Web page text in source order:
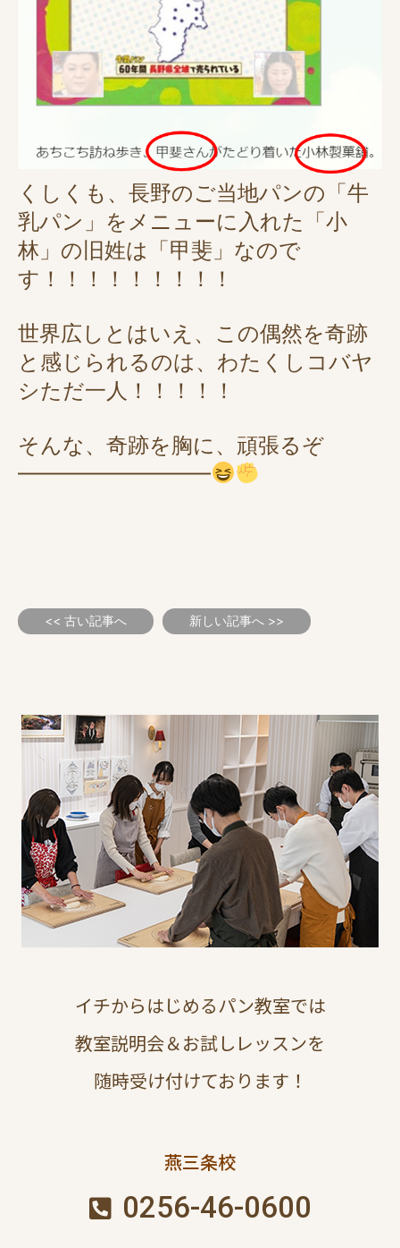
くしくも、長野のご当地パンの「牛
乳パン」をメニューに入れた「小
林」の旧姓は「甲斐」なので
す！！！！！！！！！
世界広しとはいえ、この偶然を奇跡
と感じられるのは、わたくしコバヤ
シただ一人！！！！！
そんな、奇跡を胸に、頑張るぞ
―――――――――
<< 古い記事へ 新しい記事へ >>
イチからはじめるパン教室では
教室説明会＆お試しレッスンを
随時受け付けております！
燕三条校
0256-46-0600